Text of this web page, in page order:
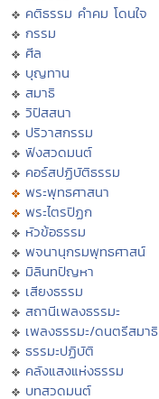
คติธรรม คำคม โดนใจ
กรรม
ศีล
บุญทาน
สมาธิ
วิปัสสนา
ปริวาสกรรม
ฟังสวดมนต์
คอร์สปฏิบัติธรรม
พระพุทธศาสนา
พระไตรปิฏก
หัวข้อธรรม
พจนานุกรมพุทธศาสน์
มิลินทปัญหา
เสียงธรรม
สถานีเพลงธรรมะ
เพลงธรรมะ/ดนตรีสมาธิ
ธรรมะปฏิบัติ
คลังแสงแห่งธรรม
บทสวดมนต์